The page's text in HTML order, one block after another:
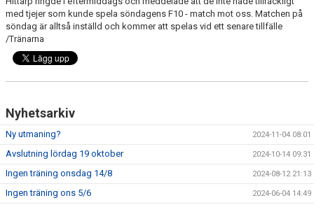
KONTAKT
PLANSKISS FRIDHEMSPARKEN
med tjejer som kunde spela söndagens F10 - match mot oss. Matchen på
söndag är alltså inställd och kommer att spelas vid ett senare tillfälle
/Tränarna
Nyhetsarkiv
Ny utmaning? 2024-11-04 08:01
Avslutning lördag 19 oktober 2024-10-14 09:31
Ingen träning onsdag 14/8 2024-08-12 21:13
Ingen träning ons 5/6 2024-06-04 14:49